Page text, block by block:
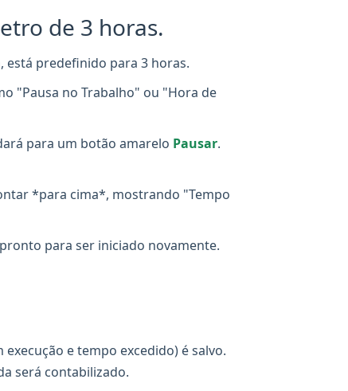
de 3 horas.
está predefinido para 3 horas.
"Pausa no Trabalho" ou "Hora de
para um botão amarelo Pausar.
*para cima*, mostrando "Tempo
para ser iniciado novamente.
e tempo excedido) é salvo.
será contabilizado.